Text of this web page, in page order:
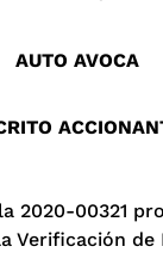
AUTO AVOCA
2020-00321
Verificación